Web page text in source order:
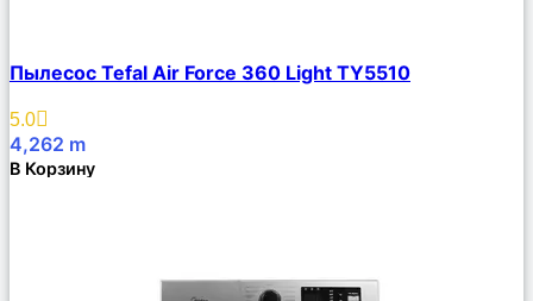
Описание
Избранное
Пылесос Tefal Air Force 360 Light TY5510
5.0
4,262 m
В Корзину